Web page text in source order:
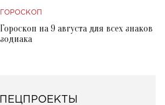
ГОРОСКОП
Гороскоп на 9 августа для всех знаков
зодиака